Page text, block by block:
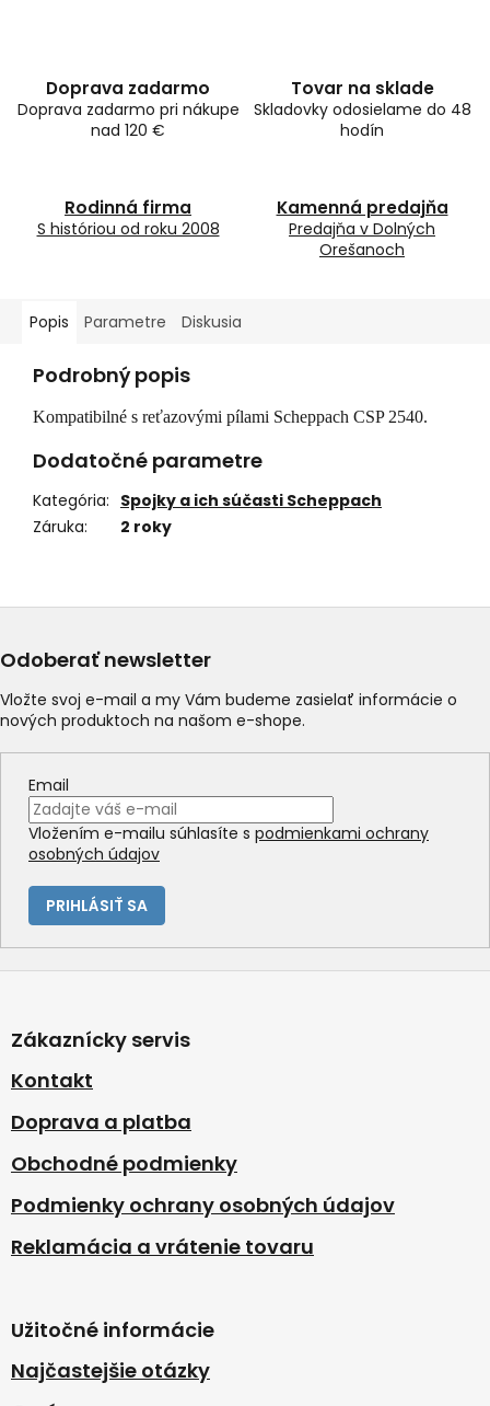
Doprava zadarmo
Doprava zadarmo pri nákupe
nad 120 €
Tovar na sklade
Skladovky odosielame do 48
hodín
Rodinná firma
S históriou od roku 2008
Kamenná predajňa
Predajňa v Dolných
Orešanoch
Popis Parametre Diskusia
Podrobný popis
Kompatibilné s reťazovými pílami Scheppach CSP 2540.
Dodatočné parametre
Kategória: Spojky a ich súčasti Scheppach
Záruka: 2 roky
Odoberať newsletter
Vložte svoj e-mail a my Vám budeme zasielať informácie o
nových produktoch na našom e-shope.
Email
Vložením e-mailu súhlasíte s podmienkami ochrany
osobných údajov
PRIHLÁSIŤ SA
p
ä
e
Zákaznícky servis
Kontakt
Doprava a platba
Obchodné podmienky
Podmienky ochrany osobných údajov
Reklamácia a vrátenie tovaru
Užitočné informácie
Najčastejšie otázky